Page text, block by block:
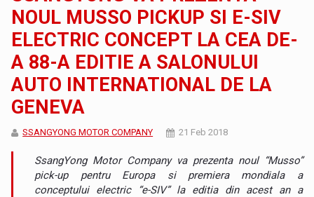
NOUL MUSSO PICKUP SI E-SIV
ELECTRIC CONCEPT LA CEA DE-
A 88-A EDITIE A SALONULUI
AUTO INTERNATIONAL DE LA
GENEVA
SSANGYONG MOTOR COMPANY 21 Feb 2018
SsangYong Motor Company va prezenta noul “Musso”
pick-up pentru Europa si premiera mondiala a
conceptului electric “e-SIV” la editia din acest an a